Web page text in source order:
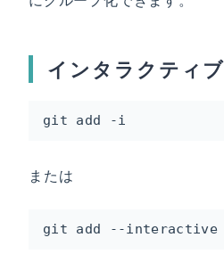
インタラクティ
git add -i
または
git add --interactive